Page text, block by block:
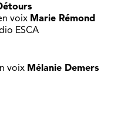
voix Marie Rémond
ESCA
voix Mélanie Demers